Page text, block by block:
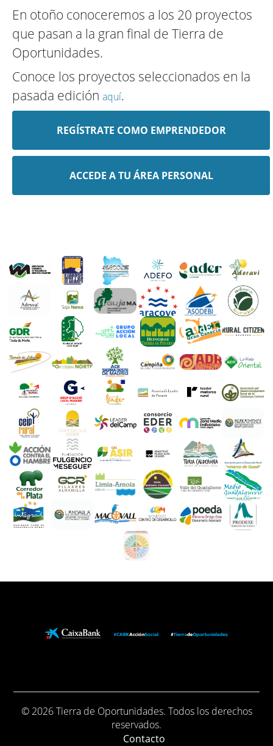
En otoño conoceremos a los 20 proyectos
que pasan a la gran final de Tierra de
Oportunidades.
Conoce los proyectos seleccionados en la
pasada edición aquí.
REGÍSTRATE COMO EMPRENDEDOR
ACCEDE A TU ÁREA PERSONAL
Entidades que participan en esta
© 2026 Tierra de Oportunidades. Todos los derechos
reservados.
Contacto